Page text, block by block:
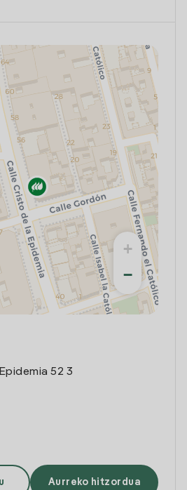
+
−
52 3
Aurreko hitzordua